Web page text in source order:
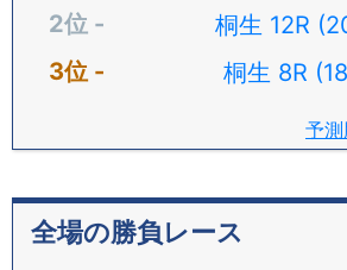
桐生 12R
桐生 8R
予
全場の勝負レース